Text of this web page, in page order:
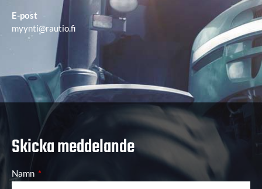
E-post
myynti@rautio.fi
Skicka meddelande
Namn